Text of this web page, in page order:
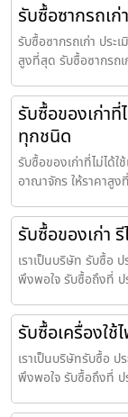
รับซื้อซากรถเ
รับซื้อซากรถเก่า ประ
สูงที่สุด รับซื้อซากรถเ
รับซื้อของเก่าที่
ทุกชนิด
รับซื้อของเก่าที่ไม่ได้
อาณาจักร ให้ราคาสูง
รับซื้อของเก่า
เราเป็นบริษัท รับซื้อ
พึงพอใจ รับซื้อถึงที่ ป
รับซื้อเครื่องใช้
เราเป็นบริษัทรับซื้อ
พึงพอใจ รับซื้อถึงที่ ป